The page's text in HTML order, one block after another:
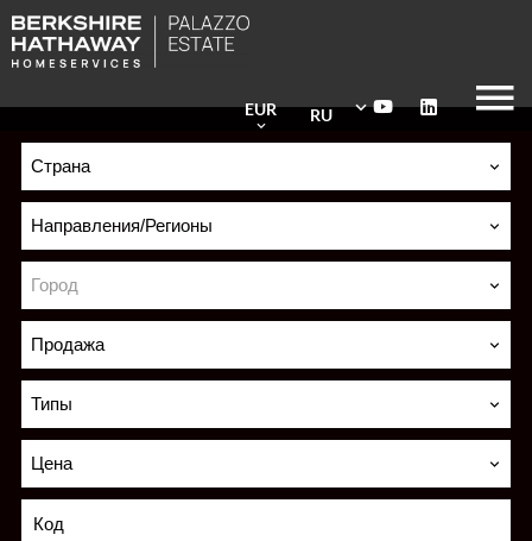
RU
EUR
Страна
Направления/Регионы
Город
Продажа
Типы
Цена